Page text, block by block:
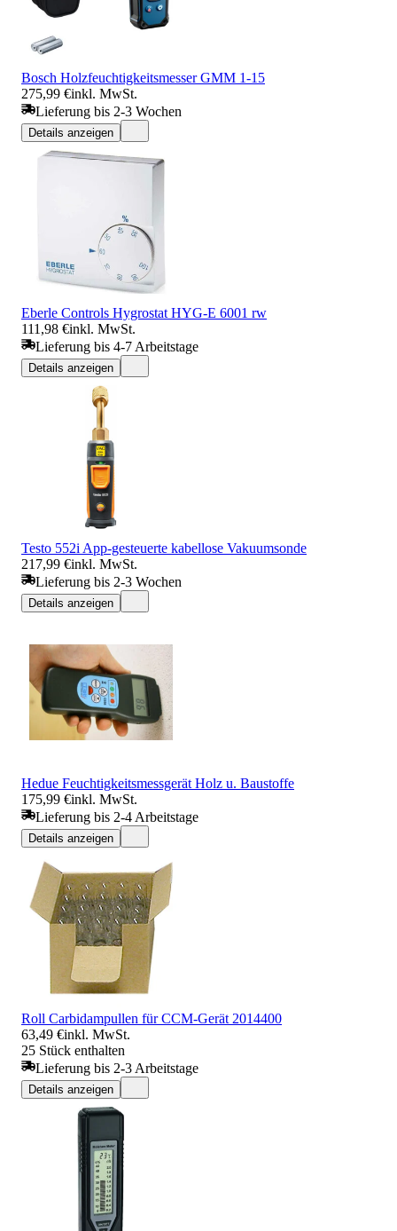
Bosch Holzfeuchtigkeitsmesser GMM 1-15
275,99 €inkl. MwSt.
Lieferung bis 2-3 Wochen
Details anzeigen
Eberle Controls Hygrostat HYG-E 6001 rw
111,98 €inkl. MwSt.
Lieferung bis 4-7 Arbeitstage
Details anzeigen
Testo 552i App-gesteuerte kabellose Vakuumsonde
217,99 €inkl. MwSt.
Lieferung bis 2-3 Wochen
Details anzeigen
Hedue Feuchtigkeitsmessgerät Holz u. Baustoffe
175,99 €inkl. MwSt.
Lieferung bis 2-4 Arbeitstage
Details anzeigen
Roll Carbidampullen für CCM-Gerät 2014400
63,49 €inkl. MwSt.
25 Stück enthalten
Lieferung bis 2-3 Arbeitstage
Details anzeigen